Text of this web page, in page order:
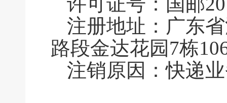
注册地址：广东
路段金达花园7栋
注销原因：快递